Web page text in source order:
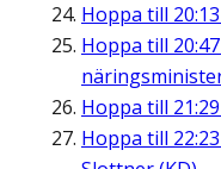
Hoppa till 20:13
Hoppa till 20:47
Hoppa till 21:29
Hoppa till 22:23